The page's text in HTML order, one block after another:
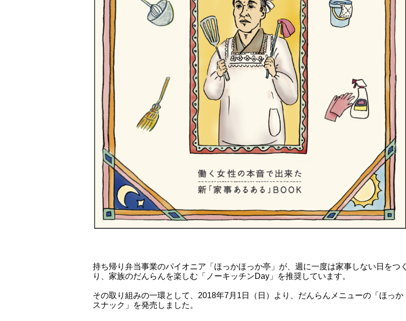
持ち帰り弁当事業のパイオニア「ほっかほっか亭」が、週に一度は家事しない日をつく
り、家族のだんらんを楽しむ「ノーキッチンDay」を推奨しています。
その取り組みの一環として、2018年7月1日（日）より、だんらんメニューの「ほっか
スナック」を発売しました。